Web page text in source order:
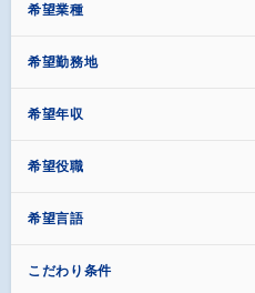
希望業種
希望勤務地
希望年収
希望役職
希望言語
こだわり条件